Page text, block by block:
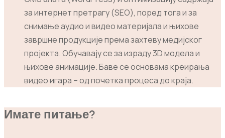
за интернет претрагу (SEO), поред тога и за
снимање аудио и видео материјала и њихове
завршне продукције према захтеву медијског
пројекта. Обучавају се за израду 3D модела и
њихове анимације. Баве се основама креирања
видео игара – од почетка процеса до краја.
Имате питање?